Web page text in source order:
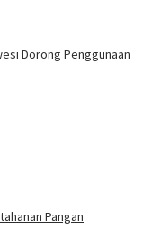
Dorong Penggunaan
Pangan